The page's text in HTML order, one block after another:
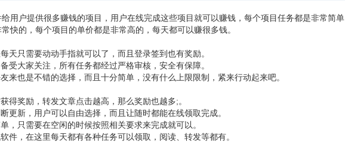
用户提供很多赚钱的项目，用户在线完成这些项目就可以赚钱，每个项目任务都是非常简单
快的，每个项目的单价都是非常高的，每天都可以赚很多钱。
天只需要动动手指就可以了，而且登录签到也有奖励。
受大家关注，所有任务都经过严格审核，安全有保障。
来也是不错的选择，而且十分简单，没有什么上限限制，紧来行动起来吧。
得奖励，转发文章点击越高，那么奖励也越多;。
更新，用户可以自由选择，而且让随时都能在线领取完成。
，只需要在空闲的时候按照相关要求来完成就可以。
件，在这里每天都有各种任务可以领取，阅读、转发等都有。